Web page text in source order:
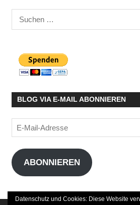
Suchen
nach:
BLOG VIA E-MAIL ABONNIEREN
E-
Mail-
Adresse
ABONNIEREN
Datenschutz und Cookies: Diese Website